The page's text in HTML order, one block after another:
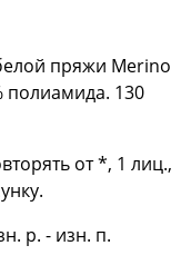
пряжи Merino
полиамида. 130
от *, 1 лиц.,
р. - изн. п.